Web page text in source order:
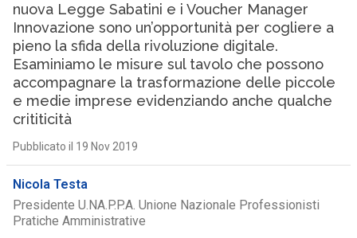
nuova Legge Sabatini e i Voucher Manager
Innovazione sono un’opportunità per cogliere a
pieno la sfida della rivoluzione digitale.
Esaminiamo le misure sul tavolo che possono
accompagnare la trasformazione delle piccole
e medie imprese evidenziando anche qualche
crititicità
Pubblicato il 19 Nov 2019
Nicola Testa
Presidente U.NA.P.P.A. Unione Nazionale Professionisti
Pratiche Amministrative